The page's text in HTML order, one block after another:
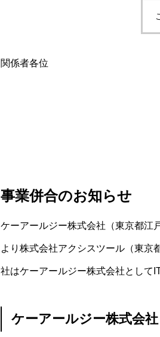
関係者各位
事業併合のお知らせ
ケーアールジー株式会社（東京都江
より株式会社アクシスツール（東京
社はケーアールジー株式会社として
ケーアールジー株式会